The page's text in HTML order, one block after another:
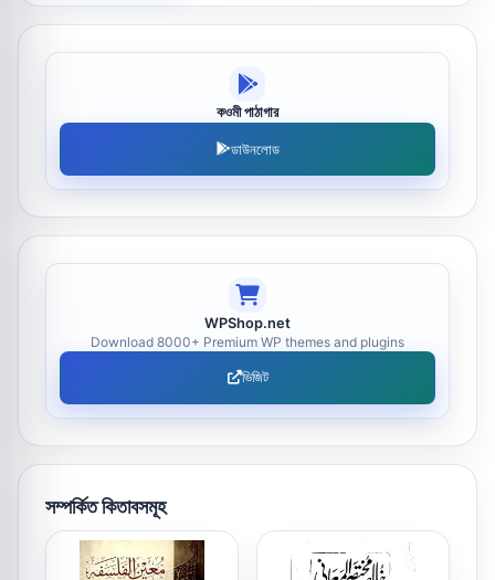
কওমী পাঠাগার
ডাউনলোড
WPShop.net
Download 8000+ Premium WP themes and plugins
ভিজিট
সম্পর্কিত কিতাবসমূহ